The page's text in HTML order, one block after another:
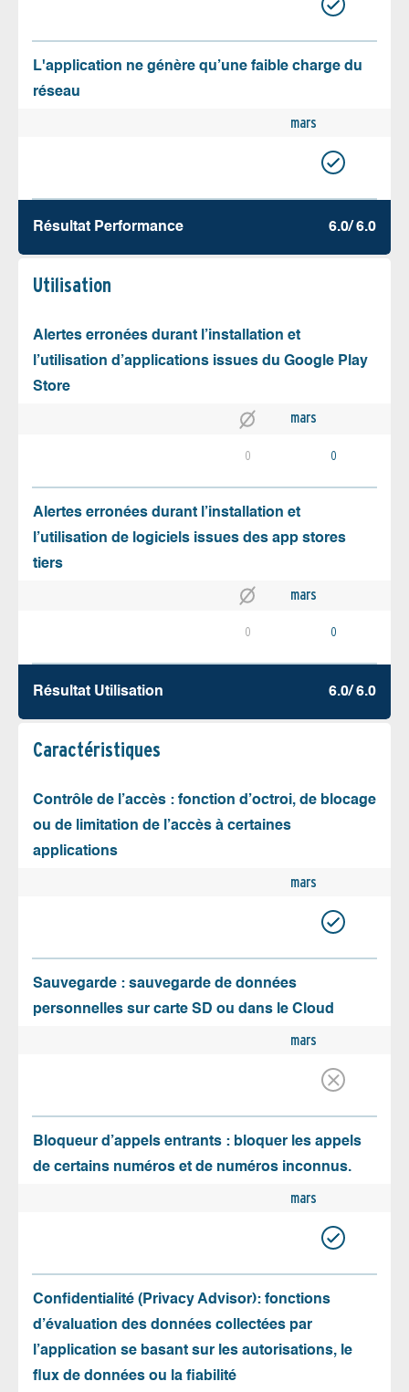
L'application ne génère qu’une faible charge du
réseau
mars
Résultat Performance 6.0/ 6.0
Utilisation
Alertes erronées durant l’installation et
l’utilisation d’applications issues du Google Play
Store
mars
0 0
Alertes erronées durant l’installation et
l’utilisation de logiciels issues des app stores
tiers
mars
0 0
Résultat Utilisation 6.0/ 6.0
Caractéristiques
Contrôle de l’accès : fonction d’octroi, de blocage
ou de limitation de l’accès à certaines
applications
mars
Sauvegarde : sauvegarde de données
personnelles sur carte SD ou dans le Cloud
mars
Bloqueur d’appels entrants : bloquer les appels
de certains numéros et de numéros inconnus.
mars
Confidentialité (Privacy Advisor): fonctions
d’évaluation des données collectées par
l’application se basant sur les autorisations, le
flux de données ou la fiabilité